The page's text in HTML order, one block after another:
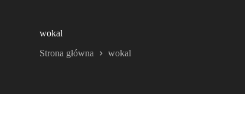
wokal
Strona główna wokal